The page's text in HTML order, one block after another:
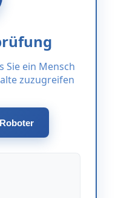
Sie ein Mensch
zuzugreifen